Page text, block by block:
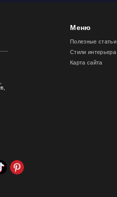
Меню
Полезные статьи
Стили интерьера
Карта сайта